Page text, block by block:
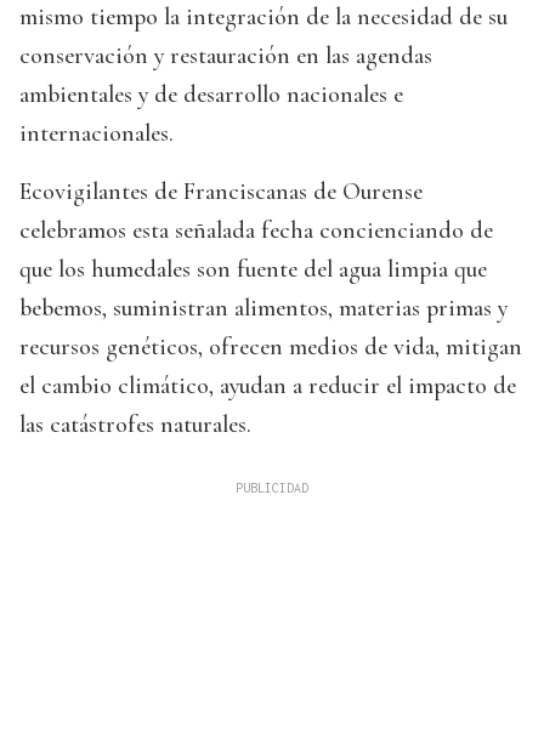
mismo tiempo la integración de la necesidad de su
conservación y restauración en las agendas
ambientales y de desarrollo nacionales e
internacionales.
Ecovigilantes de Franciscanas de Ourense
celebramos esta señalada fecha concienciando de
que los humedales son fuente del agua limpia que
bebemos, suministran alimentos, materias primas y
recursos genéticos, ofrecen medios de vida, mitigan
el cambio climático, ayudan a reducir el impacto de
las catástrofes naturales.